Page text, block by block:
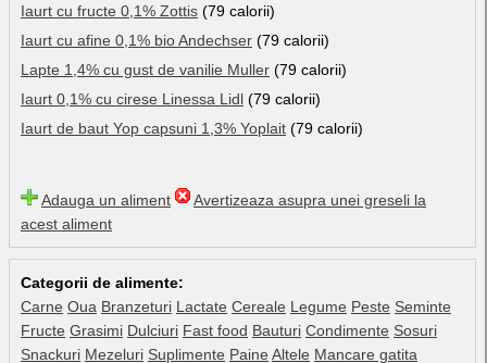
Iaurt cu fructe 0,1% Zottis (79 calorii)
Iaurt cu afine 0,1% bio Andechser (79 calorii)
Lapte 1,4% cu gust de vanilie Muller (79 calorii)
Iaurt 0,1% cu cirese Linessa Lidl (79 calorii)
Iaurt de baut Yop capsuni 1,3% Yoplait (79 calorii)
Adauga un aliment
Avertizeaza asupra unei greseli la
acest aliment
Categorii de alimente:
Carne Oua Branzeturi Lactate Cereale Legume Peste Seminte
Fructe Grasimi Dulciuri Fast food Bauturi Condimente Sosuri
Snackuri Mezeluri Suplimente Paine Altele Mancare gatita